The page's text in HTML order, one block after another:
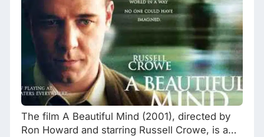
The film A Beautiful Mind (2001), directed by
Ron Howard and starring Russell Crowe, is a